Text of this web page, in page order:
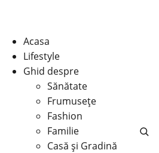
Acasa
Lifestyle
Ghid despre
Sănătate
Frumusețe
Fashion
Familie
Casă şi Gradină